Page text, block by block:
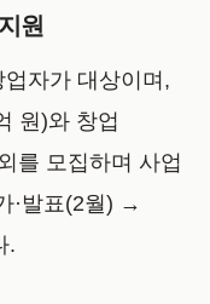
원
자가 대상이며,
원)와 창업
를 모집하며 사업
·발표(2월) →
.